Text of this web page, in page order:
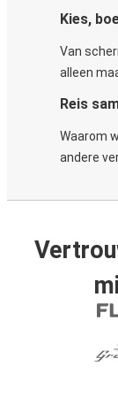
Kies,
Van
alleen
Reis
Waarom
andere